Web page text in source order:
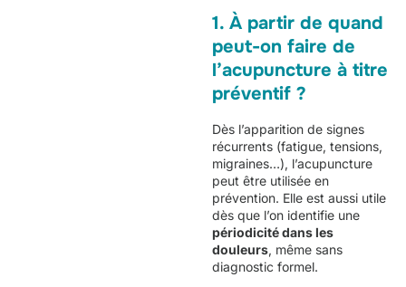
1. À partir de quand
peut-on faire de
l’acupuncture à titre
préventif ?
Dès l’apparition de signes
récurrents (fatigue, tensions,
migraines…), l’acupuncture
peut être utilisée en
prévention. Elle est aussi utile
dès que l’on identifie une
périodicité dans les
douleurs, même sans
diagnostic formel.